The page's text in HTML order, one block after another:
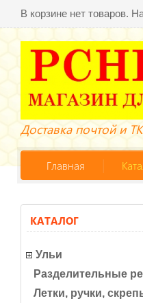
В корзине нет товаров.
Доставка почтой и ТК
Главная
КАТАЛОГ
Ульи
Разделительные
Летки, ручки,